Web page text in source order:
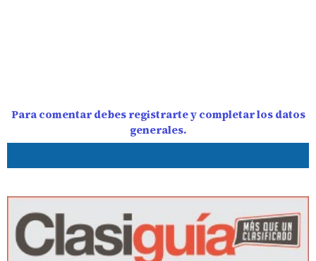
Para comentar debes registrarte y completar los datos
generales.